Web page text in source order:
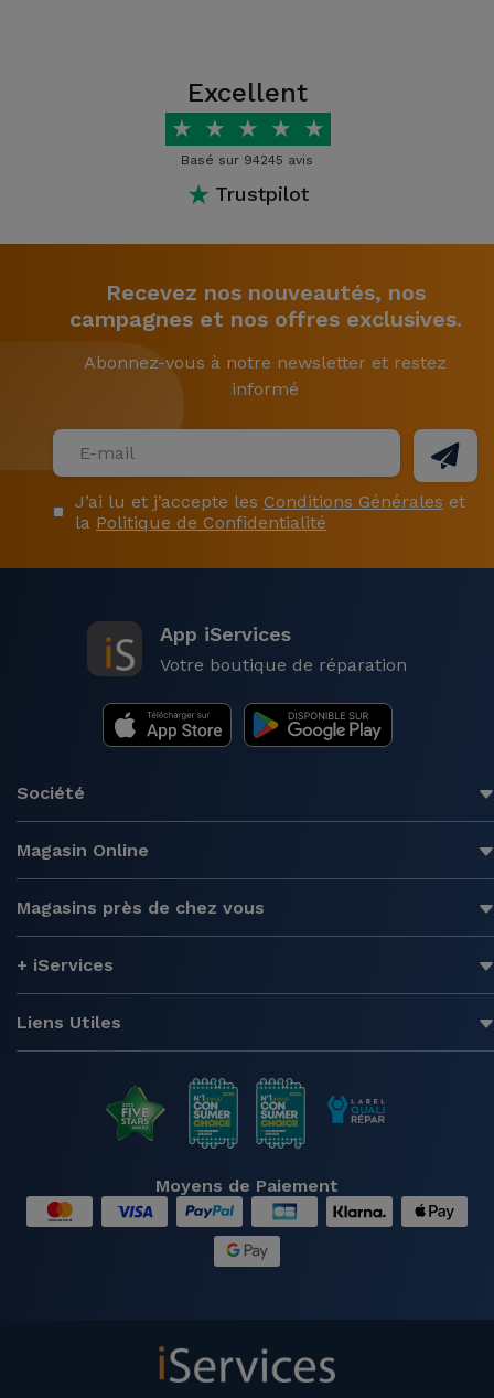
Excellent
★ ★ ★ ★ ★
Basé sur 94245 avis
★ Trustpilot
Recevez nos nouveautés, nos
campagnes et nos offres exclusives.
Abonnez-vous à notre newsletter et restez
informé
J’ai lu et j’accepte les Conditions Générales et
la Politique de Confidentialité
App iServices
Votre boutique de réparation
Société
Magasin Online
Magasins près de chez vous
+ iServices
Liens Utiles
Moyens de Paiement